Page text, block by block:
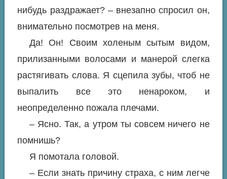
нибудь раздражает? – внезапно спросил он,
внимательно посмотрев на меня.
Да! Он! Своим холеным сытым видом,
прилизанными волосами и манерой слегка
растягивать слова. Я сцепила зубы, чтоб не
выпалить все это ненароком, и
неопределенно пожала плечами.
– Ясно. Так, а утром ты совсем ничего не
помнишь?
Я помотала головой.
– Если знать причину страха, с ним легче